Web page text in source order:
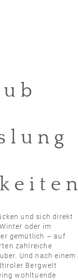
und sich direkt
oder im
gemütlich – auf
zahlreiche
Und nach einem
Bergwelt
wohltuende